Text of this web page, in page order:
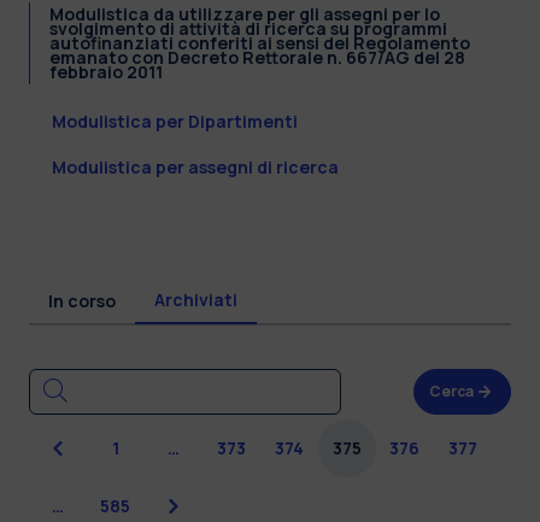
Modulistica da utilizzare per gli assegni per lo
svolgimento di attività di ricerca su programmi
autofinanziati conferiti ai sensi del Regolamento
emanato con Decreto Rettorale n. 667/AG del 28
febbraio 2011
Modulistica per Dipartimenti
Modulistica per assegni di ricerca
In corso Archiviati
Cerca
Precedente
1 … 373 374 375 376 377
… 585 Successiva